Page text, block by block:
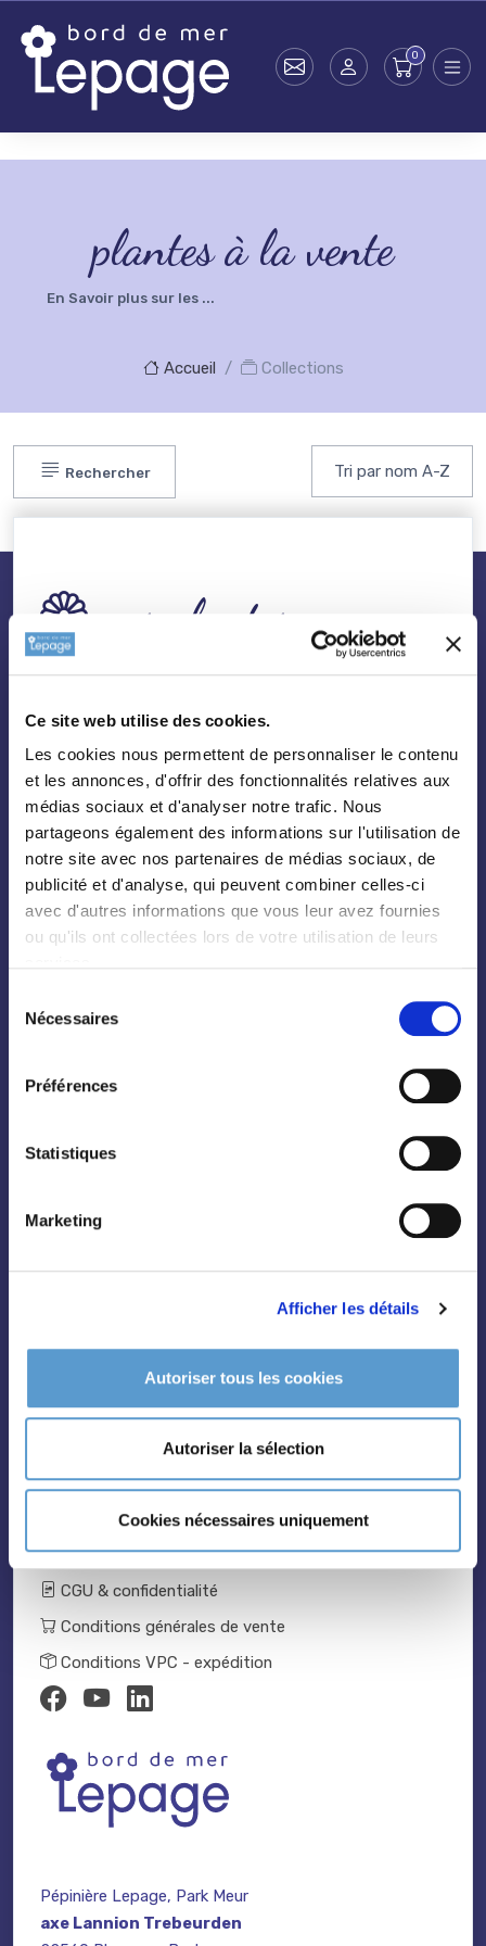
Ce site web utilise des cookies.
Les cookies nous permettent de personnaliser le contenu
et les annonces, d'offrir des fonctionnalités relatives aux
médias sociaux et d'analyser notre trafic. Nous
partageons également des informations sur l'utilisation de
notre site avec nos partenaires de médias sociaux, de
publicité et d'analyse, qui peuvent combiner celles-ci
avec d'autres informations que vous leur avez fournies
ou qu'ils ont collectées lors de votre utilisation de leurs
Nécessaires
Préférences
Statistiques
Marketing
Afficher les détails
Autoriser tous les cookies
Autoriser la sélection
Cookies nécessaires uniquement
plantes à la vente
En Savoir plus sur les ...
Accueil Collections
Rechercher
nos plantes
Arbres
Arbustes
Palmiers
Bambous
Hortensias
Rosiers
Grimpantes
Pleine terre
Catalogue 2024-2025
Nous contacter
Mentions légales
CGU & confidentialité
Conditions générales de vente
Conditions VPC - expédition
Pépinière Lepage, Park Meur
axe Lannion Trebeurden